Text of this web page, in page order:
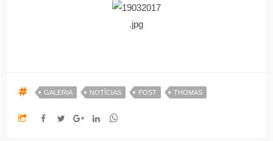
GALERIA NOTÍCIAS POST THOMAS